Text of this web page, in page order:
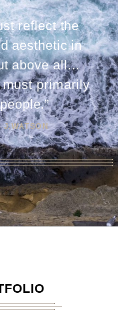
reflect the
aesthetic in
above all…
primarily
J.WATSON